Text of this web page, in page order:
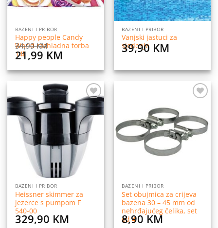
BAZENI I PRIBOR
Happy people Candy
World rashladna torba
14l
34,99KM
Original
price
was:
34,99 KM.
21,99 KM
is:
21,99 KM.
BAZENI I PRIBOR
Vanjski jastuci za
sjedenje
39,90 KM
Dodaj
listu
želja
BAZENI I PRIBOR
Heissner skimmer za
jezerce s pumpom F
540-00
329,90 KM
listu
želja
BAZENI I PRIBOR
Set obujmica za crijeva
bazena 30 – 45 mm od
nehrđajućeg čelika, set
od 4
8,90KM